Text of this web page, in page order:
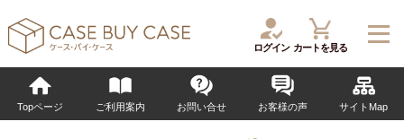
ログイン カートを見る
Topページ ご利用案内 お問い合せ お客様の声 サイトMap